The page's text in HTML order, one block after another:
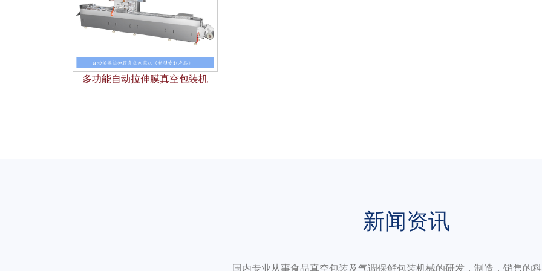
多功能自动拉伸膜真空包装机
新闻资讯
国内专业从事食品真空包装及气调保鲜包装机械的研发，制造，销售的